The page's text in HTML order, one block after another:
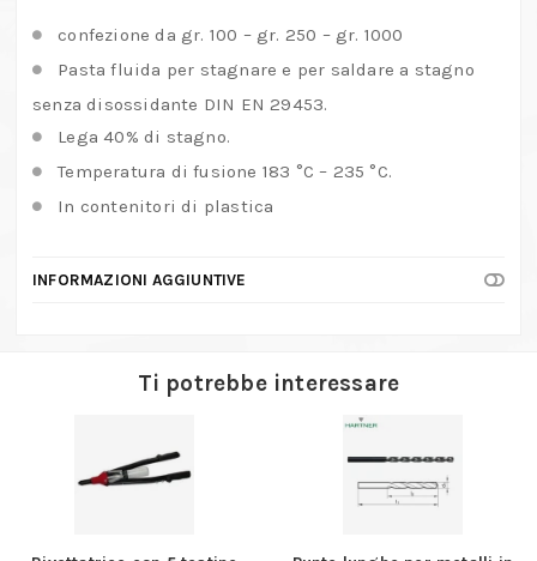
confezione da gr. 100 – gr. 250 – gr. 1000
Pasta fluida per stagnare e per saldare a stagno
senza disossidante DIN EN 29453.
Lega 40% di stagno.
Temperatura di fusione 183 °C – 235 °C.
In contenitori di plastica
INFORMAZIONI AGGIUNTIVE
Ti potrebbe interessare